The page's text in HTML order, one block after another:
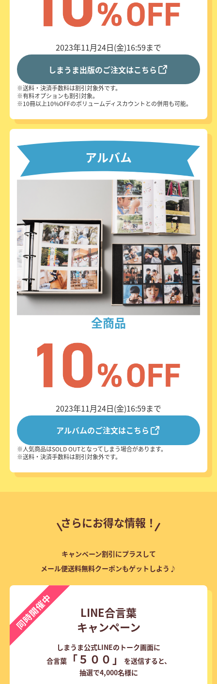
2023年11月24日(金)16:59まで
しまうま出版のご注文はこちら
送料・決済手数料は割引対象外です。
有料オプションも割引対象。
10冊以上10%OFFのボリュームディスカウントとの併用も可能。
アルバム
全商品
2023年11月24日(金)16:59まで
アルバムのご注文はこちら
人気商品はSOLD OUTとなってしまう場合があります。
送料・決済手数料は割引対象外です。
さらにお得な情報！
キャンペーン割引にプラスして
メール便送料無料クーポンもゲットしよう♪
LINE合言葉
キャンペーン
しまうま公式LINEのトーク画面に
合言葉「５００」
を送信すると、
抽選で4,000名様に